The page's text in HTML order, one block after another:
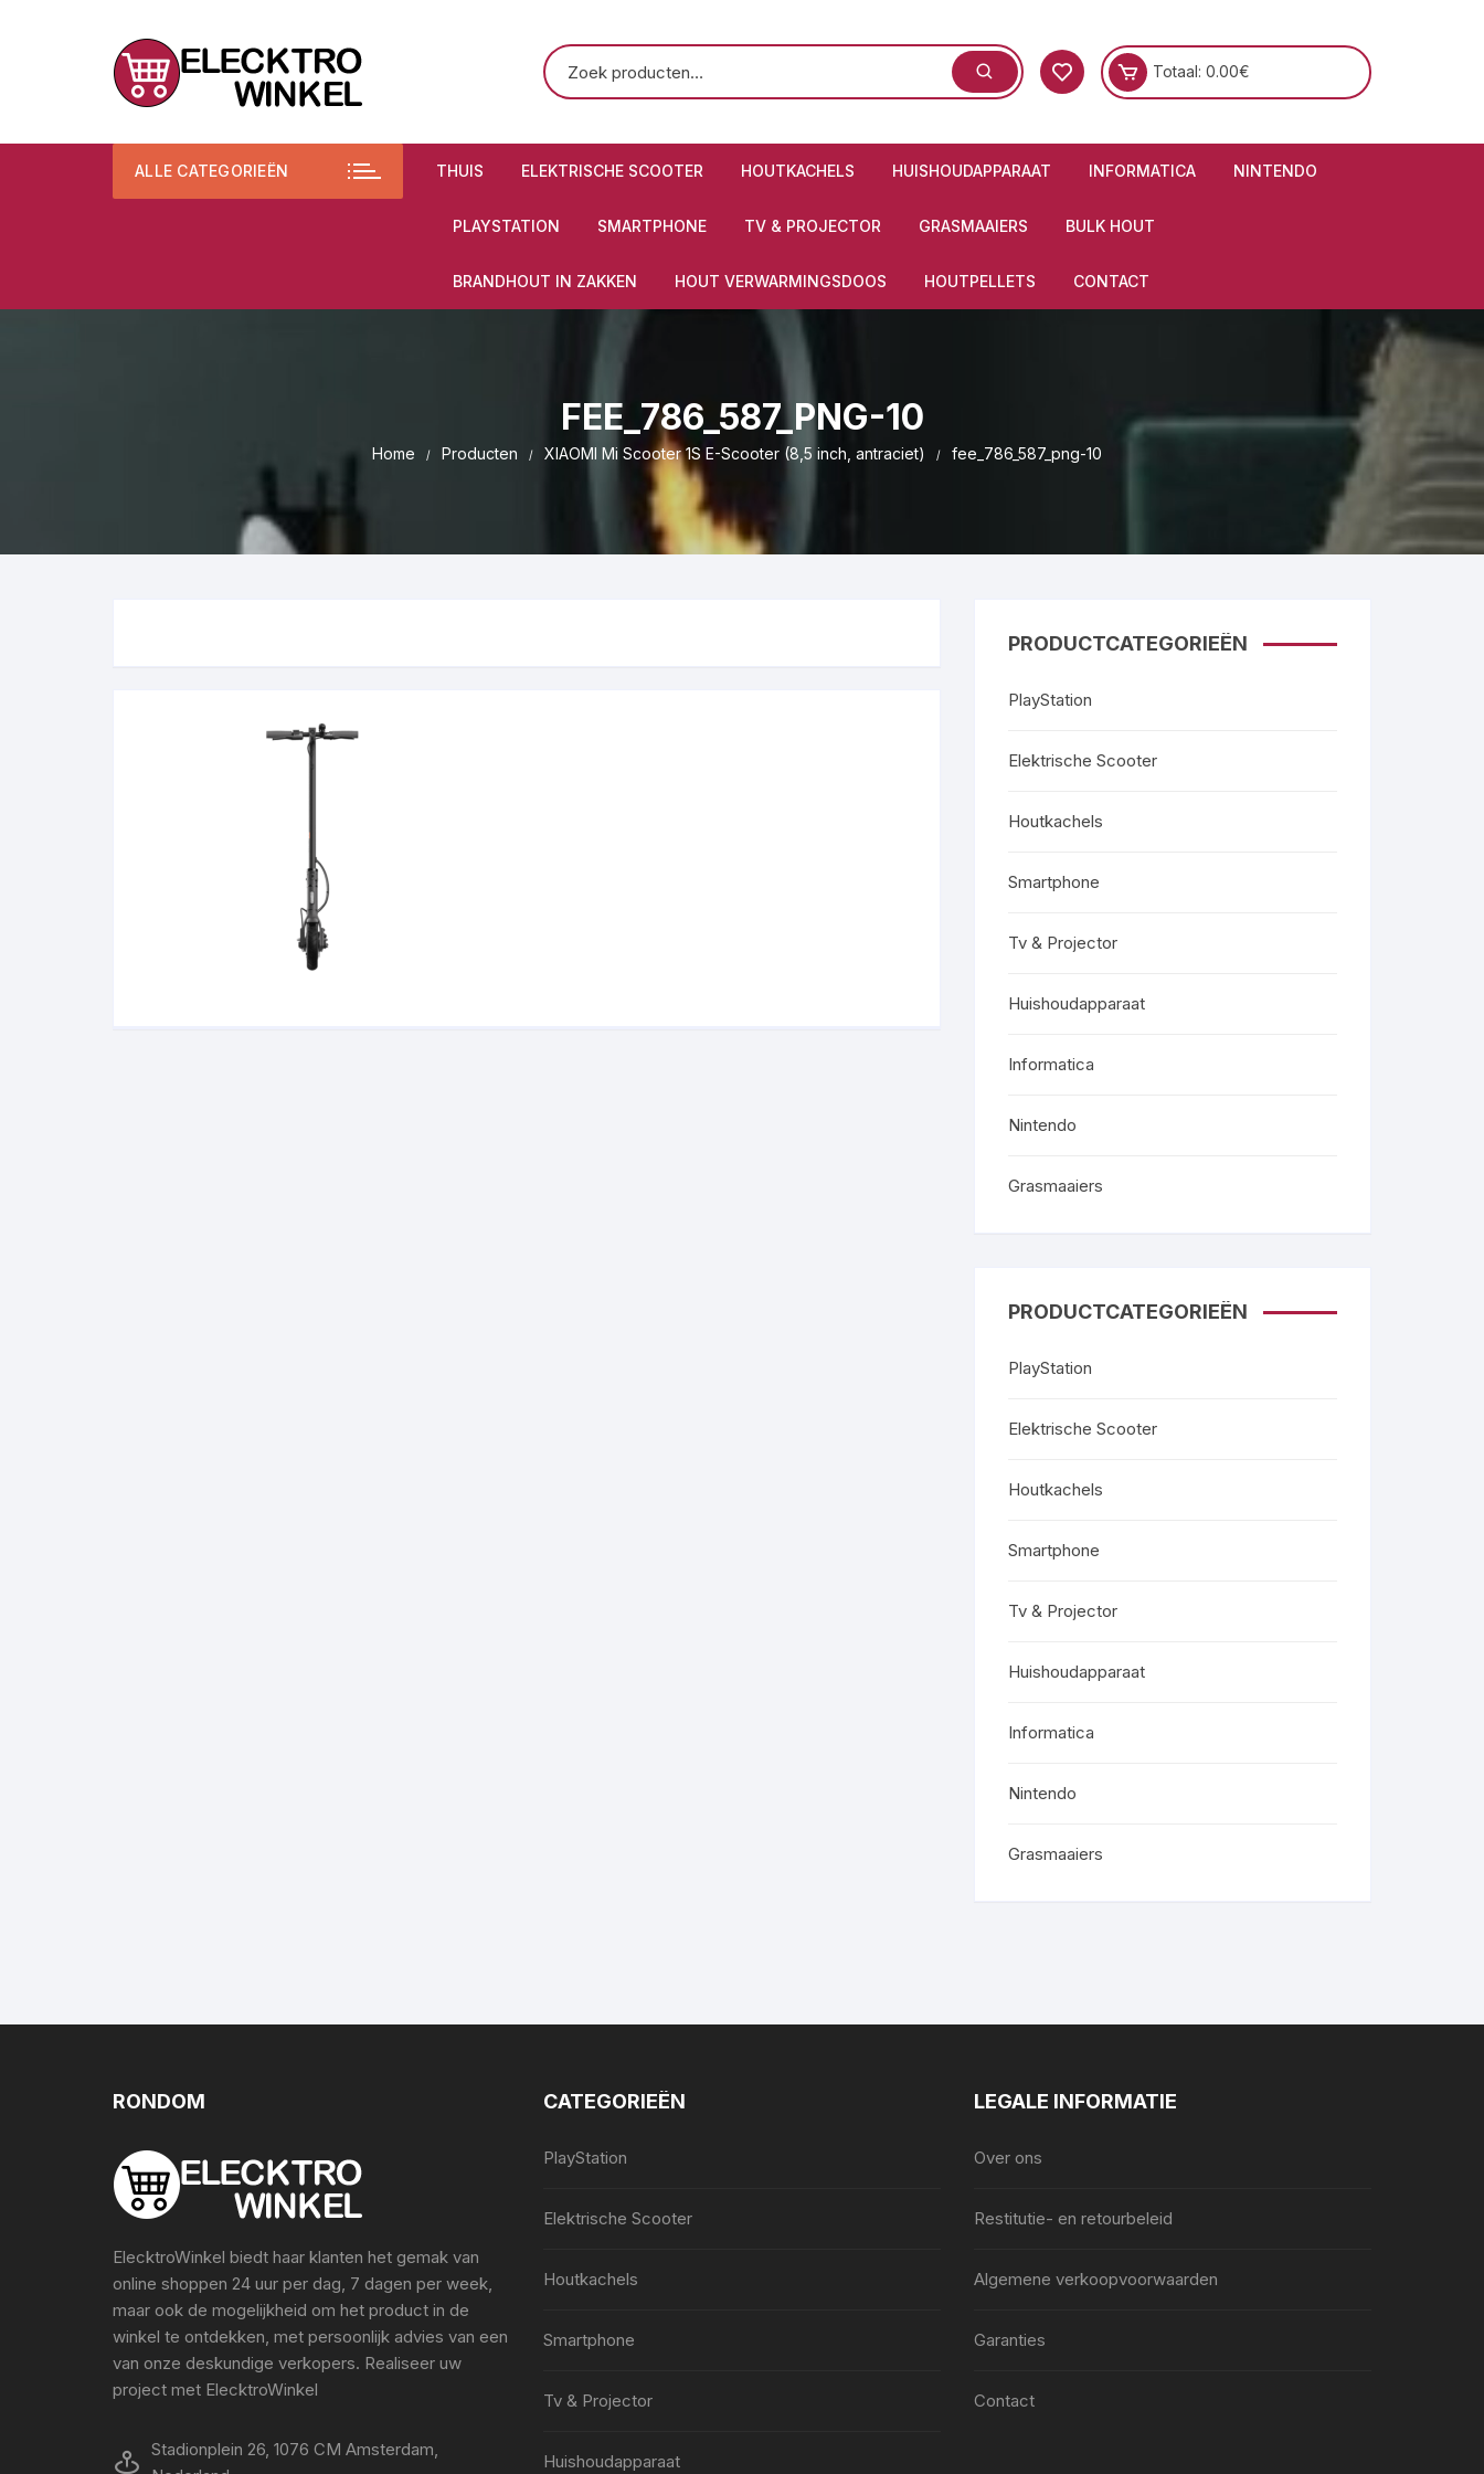
Totaal: 0.00€
ALLE CATEGORIEËN THUIS ELEKTRISCHE SCOOTER HOUTKACHELS HUISHOUDAPPARAAT INFORMATICA NINTENDO
PLAYSTATION SMARTPHONE TV & PROJECTOR GRASMAAIERS BULK HOUT
BRANDHOUT IN ZAKKEN HOUT VERWARMINGSDOOS HOUTPELLETS CONTACT
FEE_786_587_PNG-10
Home Producten XIAOMI Mi Scooter 1S E-Scooter (8,5 inch, antraciet) fee_786_587_png-10
PRODUCTCATEGORIEËN
PlayStation
Elektrische Scooter
Houtkachels
Smartphone
Tv & Projector
Huishoudapparaat
Informatica
Nintendo
Grasmaaiers
PRODUCTCATEGORIEËN
PlayStation
Elektrische Scooter
Houtkachels
Smartphone
Tv & Projector
Huishoudapparaat
Informatica
Nintendo
Grasmaaiers
RONDOM
ElecktroWinkel biedt haar klanten het gemak van
online shoppen 24 uur per dag, 7 dagen per week,
maar ook de mogelijkheid om het product in de
winkel te ontdekken, met persoonlijk advies van een
van onze deskundige verkopers. Realiseer uw
project met ElecktroWinkel
Stadionplein 26, 1076 CM Amsterdam,
CATEGORIEËN
PlayStation
Elektrische Scooter
Houtkachels
Smartphone
Tv & Projector
Huishoudapparaat
LEGALE INFORMATIE
Over ons
Restitutie- en retourbeleid
Algemene verkoopvoorwaarden
Garanties
Contact